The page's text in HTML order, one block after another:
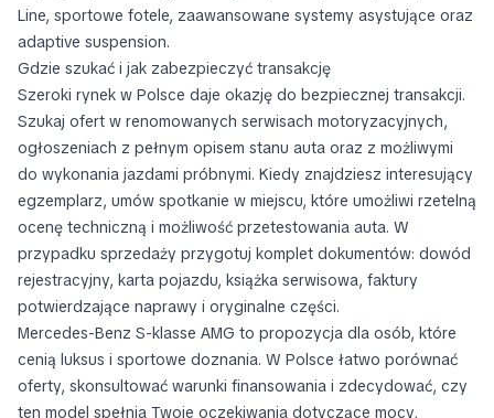
Line, sportowe fotele, zaawansowane systemy asystujące oraz
adaptive suspension.
Gdzie szukać i jak zabezpieczyć transakcję
Szeroki rynek w Polsce daje okazję do bezpiecznej transakcji.
Szukaj ofert w renomowanych serwisach motoryzacyjnych,
ogłoszeniach z pełnym opisem stanu auta oraz z możliwymi
do wykonania jazdami próbnymi. Kiedy znajdziesz interesujący
egzemplarz, umów spotkanie w miejscu, które umożliwi rzetelną
ocenę techniczną i możliwość przetestowania auta. W
przypadku sprzedaży przygotuj komplet dokumentów: dowód
rejestracyjny, karta pojazdu, książka serwisowa, faktury
potwierdzające naprawy i oryginalne części.
Mercedes-Benz S-klasse AMG to propozycja dla osób, które
cenią luksus i sportowe doznania. W Polsce łatwo porównać
oferty, skonsultować warunki finansowania i zdecydować, czy
ten model spełnia Twoje oczekiwania dotyczące mocy,